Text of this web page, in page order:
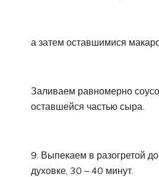
а затем оставшимися
Заливаем равномерно
оставшейся частью сыра.
9. Выпекаем в разогретой
духовке, 30 – 40 минут.